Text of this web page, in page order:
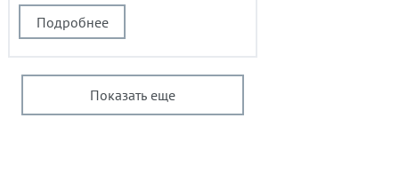
Подробнее
Показать еще